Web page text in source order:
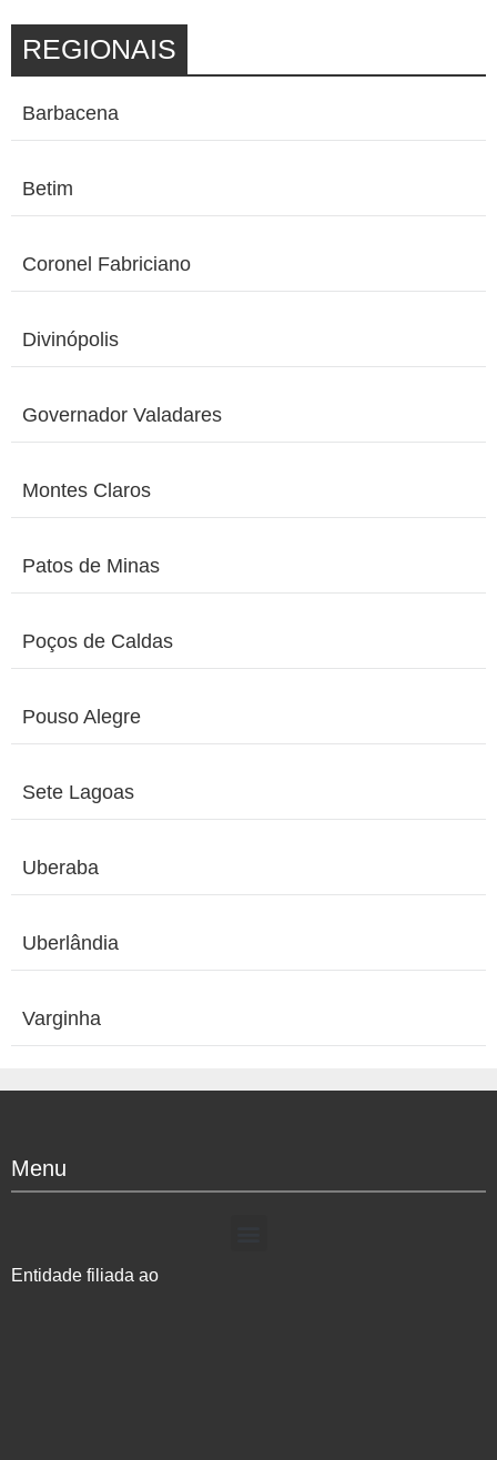
REGIONAIS
Barbacena
Betim
Coronel Fabriciano
Divinópolis
Governador Valadares
Montes Claros
Patos de Minas
Poços de Caldas
Pouso Alegre
Sete Lagoas
Uberaba
Uberlândia
Varginha
Menu
Entidade filiada ao